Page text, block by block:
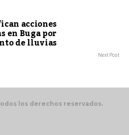
acciones
en Buga por
de lluvias
Next Post
los derechos reservados.